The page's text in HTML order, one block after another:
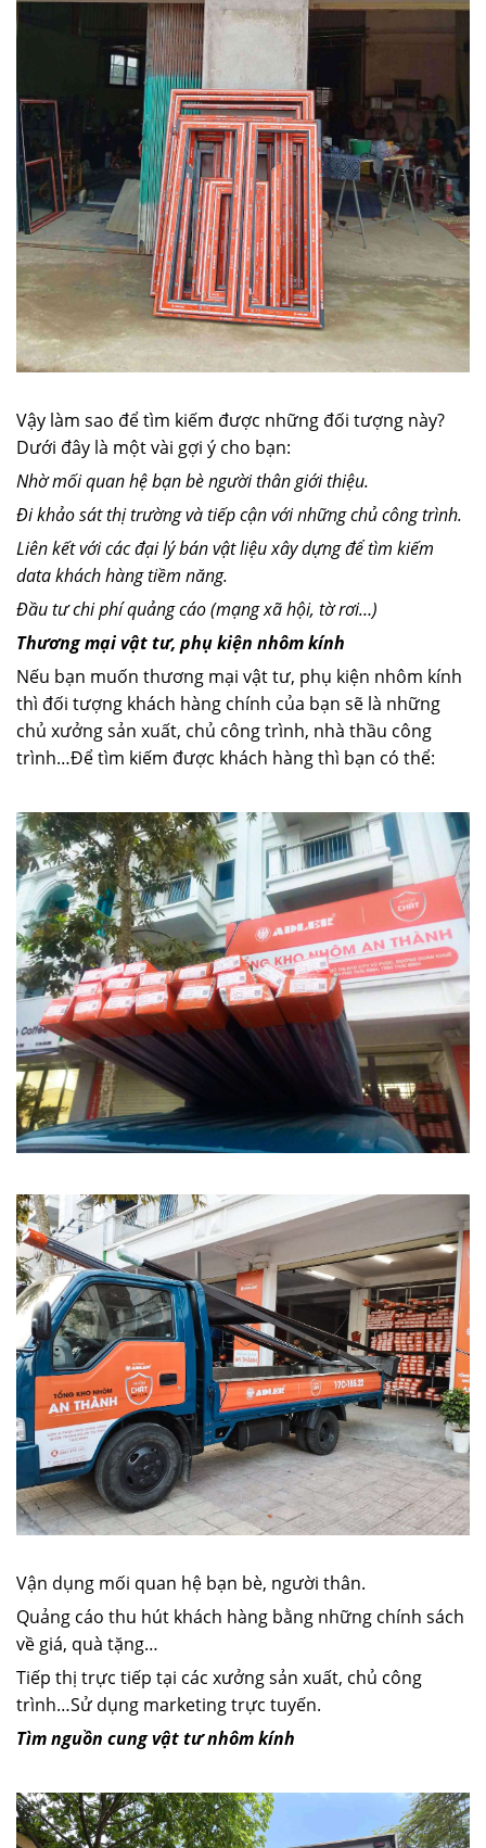
Vậy làm sao để tìm kiếm được những đối tượng này?
Dưới đây là một vài gợi ý cho bạn:
Nhờ mối quan hệ bạn bè người thân giới thiệu.
Đi khảo sát thị trường và tiếp cận với những chủ công trình.
Liên kết với các đại lý bán vật liệu xây dựng để tìm kiếm
data khách hàng tiềm năng.
Đầu tư chi phí quảng cáo (mạng xã hội, tờ rơi…)
Thương mại vật tư, phụ kiện nhôm kính
Nếu bạn muốn thương mại vật tư, phụ kiện nhôm kính
thì đối tượng khách hàng chính của bạn sẽ là những
chủ xưởng sản xuất, chủ công trình, nhà thầu công
trình…Để tìm kiếm được khách hàng thì bạn có thể:
Vận dụng mối quan hệ bạn bè, người thân.
Quảng cáo thu hút khách hàng bằng những chính sách
về giá, quà tặng…
Tiếp thị trực tiếp tại các xưởng sản xuất, chủ công
trình…Sử dụng marketing trực tuyến.
Tìm nguồn cung vật tư nhôm kính